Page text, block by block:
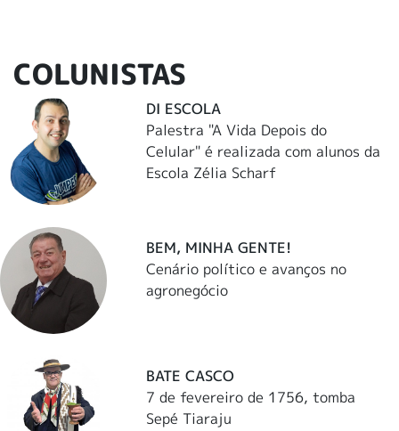
COLUNISTAS
DI ESCOLA
Palestra "A Vida Depois do
Celular" é realizada com alunos da
Escola Zélia Scharf
BEM, MINHA GENTE!
Cenário político e avanços no
agronegócio
BATE CASCO
7 de fevereiro de 1756, tomba
Sepé Tiaraju